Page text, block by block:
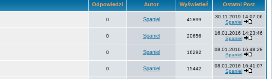
Odpowiedzi Autor Wyświetleń Ostatni Post
0 Spaniel 45899
30.11.2019 14:07:06
Spaniel
0 Spaniel 20656
16.01.2016 14:23:46
Spaniel
0 Spaniel 16292
08.01.2016 16:48:28
Spaniel
0 Spaniel 15442
08.01.2016 16:41:07
Spaniel